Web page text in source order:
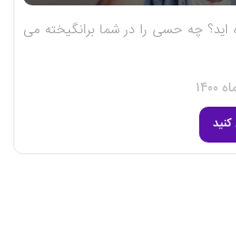
اید؟ چه حسی را در شما برانگیخته می